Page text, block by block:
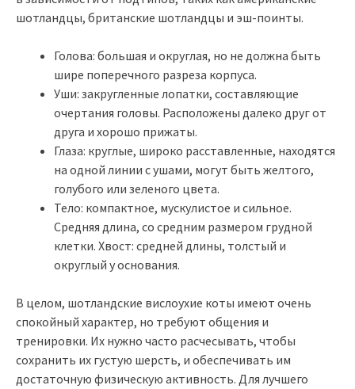
шотландцы, британские шотландцы и эш-поинты.
Голова: большая и округлая, но не должна быть
шире поперечного разреза корпуса.
Уши: закругленные лопатки, составляющие
очертания головы. Расположены далеко друг от
друга и хорошо прижаты.
Глаза: круглые, широко расставленные, находятся
на одной линии с ушами, могут быть желтого,
голубого или зеленого цвета.
Тело: компактное, мускулистое и сильное.
Средняя длина, со средним размером грудной
клетки. Хвост: средней длины, толстый и
округлый у основания.
В целом, шотландские вислоухие коты имеют очень
спокойный характер, но требуют общения и
тренировки. Их нужно часто расчесывать, чтобы
сохранить их густую шерсть, и обеспечивать им
достаточную физическую активность. Для лучшего